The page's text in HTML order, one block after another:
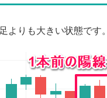
よりも大きい状態です。